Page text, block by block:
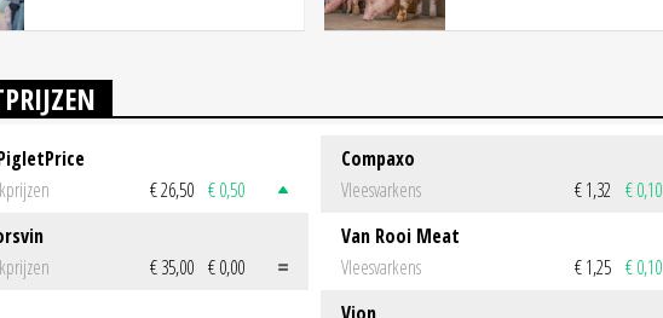
€ 26,50 € 0,50
€ 35,00 € 0,00
Compaxo
Vleesvarkens
€ 1,32 € 0,10
Van Rooi Meat
Vleesvarkens
€ 1,25 € 0,10
Vion